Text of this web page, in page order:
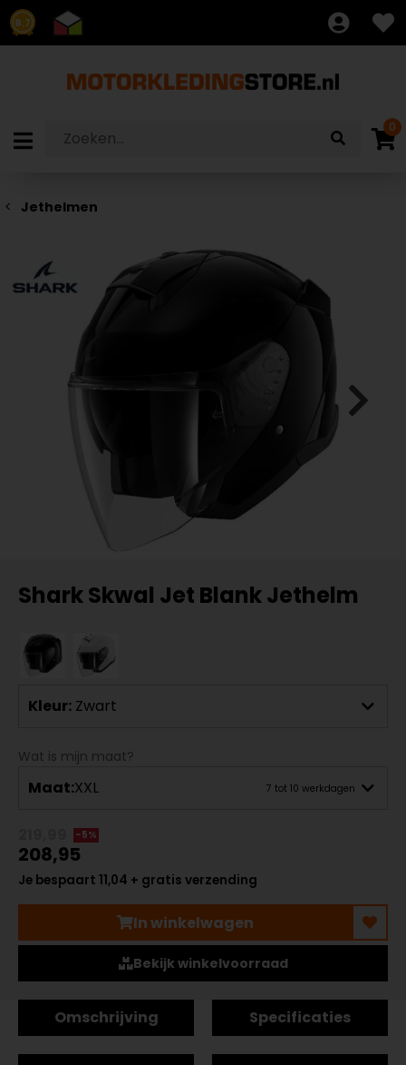
8.7
0
Jethelmen
Shark Skwal Jet Blank Jethelm
Kleur: Zwart
Wat is mijn maat?
Maat:XXL 7 tot 10 werkdagen
-5%
208,95
Je bespaart 11,04 + gratis verzending
In winkelwagen
Bekijk winkelvoorraad
Omschrijving Specificaties